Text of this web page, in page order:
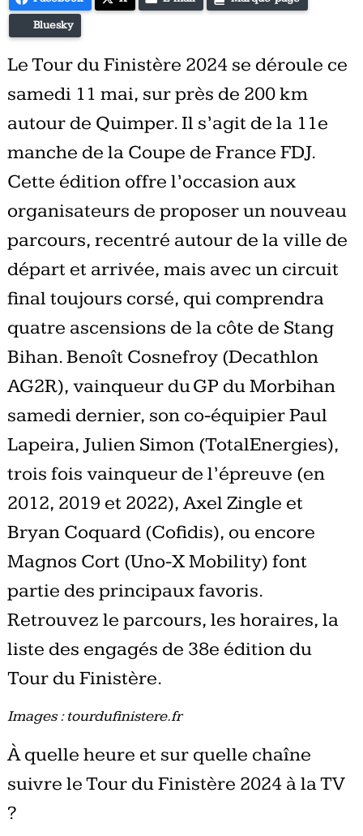
Bluesky
Le Tour du Finistère 2024 se déroule ce
samedi 11 mai, sur près de 200 km
autour de Quimper. Il s’agit de la 11e
manche de la Coupe de France FDJ.
Cette édition offre l’occasion aux
organisateurs de proposer un nouveau
parcours, recentré autour de la ville de
départ et arrivée, mais avec un circuit
final toujours corsé, qui comprendra
quatre ascensions de la côte de Stang
Bihan. Benoît Cosnefroy (Decathlon
AG2R), vainqueur du GP du Morbihan
samedi dernier, son co-équipier Paul
Lapeira, Julien Simon (TotalEnergies),
trois fois vainqueur de l’épreuve (en
2012, 2019 et 2022), Axel Zingle et
Bryan Coquard (Cofidis), ou encore
Magnos Cort (Uno-X Mobility) font
partie des principaux favoris.
Retrouvez le parcours, les horaires, la
liste des engagés de 38e édition du
Tour du Finistère.
Images : tourdufinistere.fr
À quelle heure et sur quelle chaîne
suivre le Tour du Finistère 2024 à la TV
?